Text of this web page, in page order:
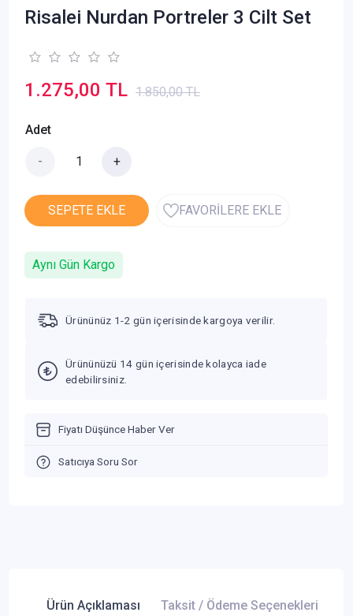
Risalei Nurdan Portreler 3 Cilt Set
1.275,00 TL 1.850,00 TL
Adet
- +
SEPETE EKLE FAVORİLERE EKLE
Aynı Gün Kargo
Ürününüz 1-2 gün içerisinde kargoya verilir.
Ürününüzü 14 gün içerisinde kolayca iade
edebilirsiniz.
Fiyatı Düşünce Haber Ver
Satıcıya Soru Sor
Ürün Açıklaması Taksit / Ödeme Seçenekleri